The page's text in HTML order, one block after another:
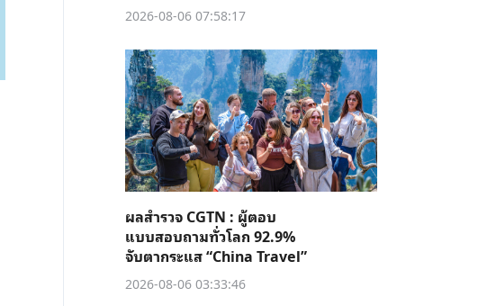
2026-08-06 07:58:17
ผลสำรวจ CGTN : ผู้ตอบ
แบบสอบถามทั่วโลก 92.9%
จับตากระแส “China Travel”
2026-08-06 03:33:46